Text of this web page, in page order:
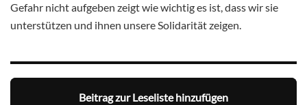
Gefahr nicht aufgeben zeigt wie wichtig es ist, dass wir sie
unterstützen und ihnen unsere Solidarität zeigen.
Beitrag zur Leseliste hinzufügen